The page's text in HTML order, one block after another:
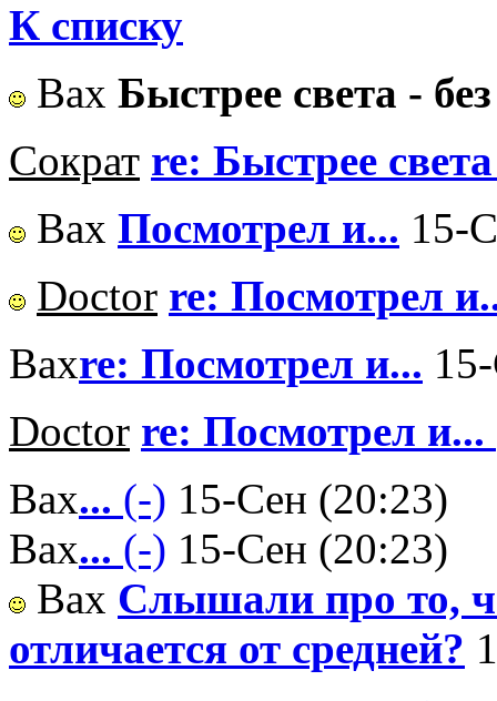
К списку
Вах Быстрее света -
Сократ re: Быстрее
Вах Посмотрел и... 15-
Doctor re: Посмотрел
Вахre: Посмотрел и...
Doctor re: Посмотрел и...
Вах... (-) 15-Сен (20:23)
Вах... (-) 15-Сен (20:23)
Вах Слышали про то,
отличается от средней?